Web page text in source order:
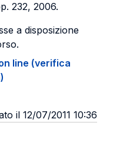
232, 2006.
a disposizione
line (verifica
il 12/07/2011 10:36